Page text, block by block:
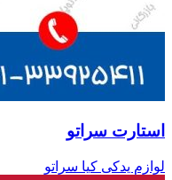
استارت سراتو
لوازم یدکی کیا سراتو